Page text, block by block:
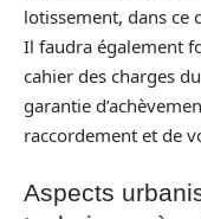
lotissement, dans ce
Il faudra également
cahier des charges
garantie
raccordement et de
Aspects